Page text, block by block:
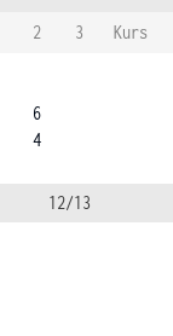
2 3
Kurs
6
4
12/13